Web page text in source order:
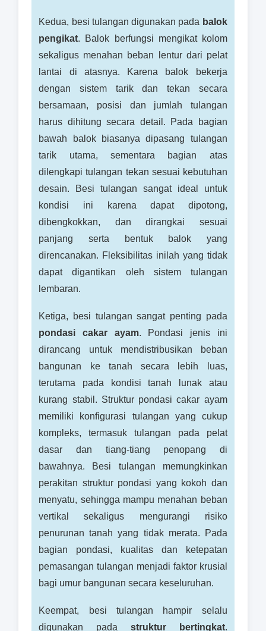
Kedua, besi tulangan digunakan pada balok
pengikat. Balok berfungsi mengikat kolom
sekaligus menahan beban lentur dari pelat
lantai di atasnya. Karena balok bekerja
dengan sistem tarik dan tekan secara
bersamaan, posisi dan jumlah tulangan
harus dihitung secara detail. Pada bagian
bawah balok biasanya dipasang tulangan
tarik utama, sementara bagian atas
dilengkapi tulangan tekan sesuai kebutuhan
desain. Besi tulangan sangat ideal untuk
kondisi ini karena dapat dipotong,
dibengkokkan, dan dirangkai sesuai
panjang serta bentuk balok yang
direncanakan. Fleksibilitas inilah yang tidak
dapat digantikan oleh sistem tulangan
lembaran.
Ketiga, besi tulangan sangat penting pada
pondasi cakar ayam. Pondasi jenis ini
dirancang untuk mendistribusikan beban
bangunan ke tanah secara lebih luas,
terutama pada kondisi tanah lunak atau
kurang stabil. Struktur pondasi cakar ayam
memiliki konfigurasi tulangan yang cukup
kompleks, termasuk tulangan pada pelat
dasar dan tiang-tiang penopang di
bawahnya. Besi tulangan memungkinkan
perakitan struktur pondasi yang kokoh dan
menyatu, sehingga mampu menahan beban
vertikal sekaligus mengurangi risiko
penurunan tanah yang tidak merata. Pada
bagian pondasi, kualitas dan ketepatan
pemasangan tulangan menjadi faktor krusial
bagi umur bangunan secara keseluruhan.
Keempat, besi tulangan hampir selalu
digunakan pada struktur bertingkat.